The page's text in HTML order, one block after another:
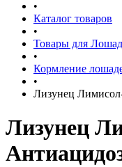
•
Каталог товаров
•
Товары для
•
Кормление
•
Лизунец
Лизунец